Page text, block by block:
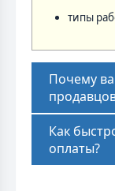
типы
Почему
Как
оплаты?